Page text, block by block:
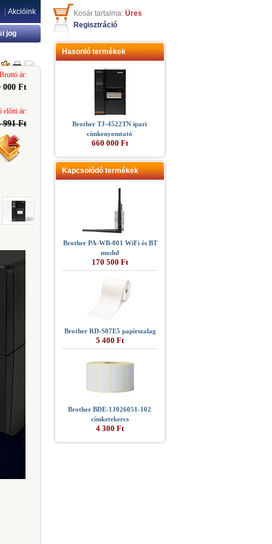
|Akcióink
jog
Bruttó ár:
000 Ft
előtti ár:
991 Ft
Kosár tartalma: Üres
Regisztráció
Hasonló termékek
Brother TJ-4522TN ipari
címkenyomtató
660 000 Ft
Kapcsolódó termékek
Brother PA-WB-001 WiFi és BT
modul
170 500 Ft
Brother RD-S07E5 papírszalag
5 400 Ft
Brother BDE-1J026051-102
címketekercs
4 300 Ft